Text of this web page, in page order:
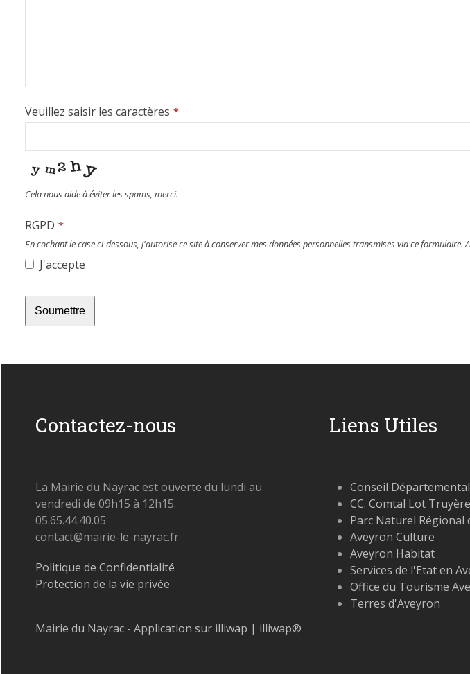
Veuillez saisir les caractères *
Cela nous aide à éviter les spams, merci.
RGPD *
En cochant le case ci-dessous, j'autorise ce site à conserver mes données personnelles transmises via ce
J'accepte
Soumettre
Contactez-nous
La Mairie du Nayrac est ouverte du lundi au
vendredi de 09h15 à 12h15.
05.65.44.40.05
contact@mairie-le-nayrac.fr
Politique de Confidentialité
Protection de la vie privée
Mairie du Nayrac - Application sur illiwap | illiwap®
Liens Utiles
Conseil Départemental
CC. Comtal Lot Truyère
Parc Naturel Régional
Aveyron Culture
Aveyron Habitat
Services de l'Etat en
Office du Tourisme
Terres d'Aveyron